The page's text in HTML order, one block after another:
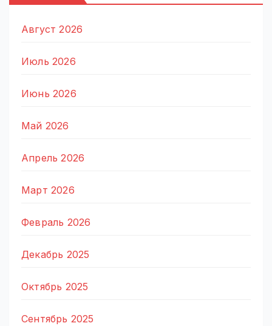
Август 2026
Июль 2026
Июнь 2026
Май 2026
Апрель 2026
Март 2026
Февраль 2026
Декабрь 2025
Октябрь 2025
Сентябрь 2025